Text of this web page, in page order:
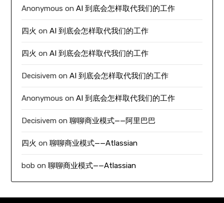
Anonymous onAI 到底会怎样取代我们的工作
四火 onAI 到底会怎样取代我们的工作
四火 onAI 到底会怎样取代我们的工作
Decisivem onAI 到底会怎样取代我们的工作
Anonymous onAI 到底会怎样取代我们的工作
Decisivem on聊聊商业模式——阿里巴巴
四火 on聊聊商业模式——Atlassian
bob on聊聊商业模式——Atlassian